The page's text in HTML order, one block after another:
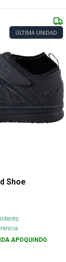
ÚLTIMA UNIDAD
Shoe
APOQUINDO